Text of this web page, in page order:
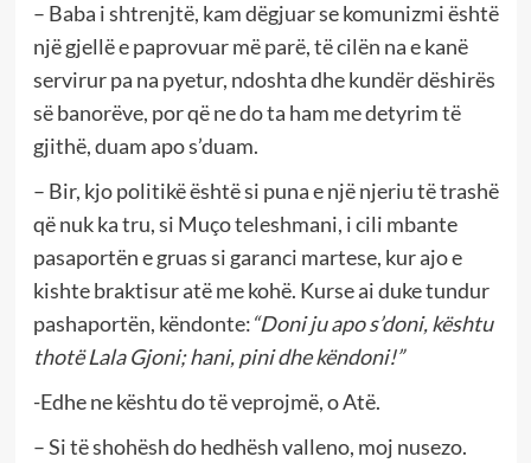
– Baba i shtrenjtë, kam dëgjuar se komunizmi është
një gjellë e paprovuar më parë, të cilën na e kanë
servirur pa na pyetur, ndoshta dhe kundër dëshirës
së banorëve, por që ne do ta ham me detyrim të
gjithë, duam apo s’duam.
– Bir, kjo politikë është si puna e një njeriu të trashë
që nuk ka tru, si Muço teleshmani, i cili mbante
pasaportën e gruas si garanci martese, kur ajo e
kishte braktisur atë me kohë. Kurse ai duke tundur
pashaportën, këndonte:“Doni ju apo s’doni, kështu
thotë Lala Gjoni; hani, pini dhe këndoni!”
-Edhe ne kështu do të veprojmë, o Atë.
– Si të shohësh do hedhësh valleno, moj nusezo.